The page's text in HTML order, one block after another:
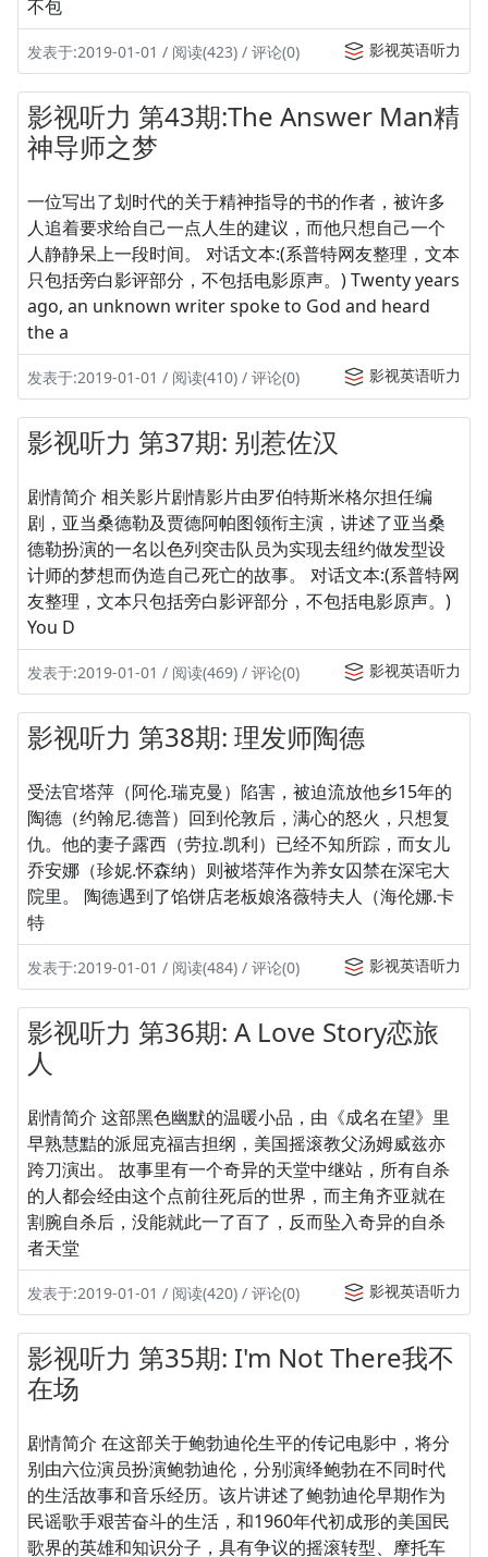
不包
发表于:2019-01-01 / 阅读(423) / 评论(0) 影视英语听力
影视听力 第43期:The Answer Man精
神导师之梦
一位写出了划时代的关于精神指导的书的作者，被许多
人追着要求给自己一点人生的建议，而他只想自己一个
人静静呆上一段时间。 对话文本:(系普特网友整理，文本
只包括旁白影评部分，不包括电影原声。) Twenty years
ago, an unknown writer spoke to God and heard
the a
发表于:2019-01-01 / 阅读(410) / 评论(0) 影视英语听力
影视听力 第37期: 别惹佐汉
剧情简介 相关影片剧情影片由罗伯特斯米格尔担任编
剧，亚当桑德勒及贾德阿帕图领衔主演，讲述了亚当桑
德勒扮演的一名以色列突击队员为实现去纽约做发型设
计师的梦想而伪造自己死亡的故事。 对话文本:(系普特网
友整理，文本只包括旁白影评部分，不包括电影原声。)
You D
发表于:2019-01-01 / 阅读(469) / 评论(0) 影视英语听力
影视听力 第38期: 理发师陶德
受法官塔萍（阿伦.瑞克曼）陷害，被迫流放他乡15年的
陶德（约翰尼.德普）回到伦敦后，满心的怒火，只想复
仇。他的妻子露西（劳拉.凯利）已经不知所踪，而女儿
乔安娜（珍妮.怀森纳）则被塔萍作为养女囚禁在深宅大
院里。 陶德遇到了馅饼店老板娘洛薇特夫人（海伦娜.卡
特
发表于:2019-01-01 / 阅读(484) / 评论(0) 影视英语听力
影视听力 第36期: A Love Story恋旅
人
剧情简介 这部黑色幽默的温暖小品，由《成名在望》里
早熟慧黠的派屈克福吉担纲，美国摇滚教父汤姆威兹亦
跨刀演出。 故事里有一个奇异的天堂中继站，所有自杀
的人都会经由这个点前往死后的世界，而主角齐亚就在
割腕自杀后，没能就此一了百了，反而坠入奇异的自杀
者天堂
发表于:2019-01-01 / 阅读(420) / 评论(0) 影视英语听力
影视听力 第35期: I'm Not There我不
在场
剧情简介 在这部关于鲍勃迪伦生平的传记电影中，将分
别由六位演员扮演鲍勃迪伦，分别演绎鲍勃在不同时代
的生活故事和音乐经历。该片讲述了鲍勃迪伦早期作为
民谣歌手艰苦奋斗的生活，和1960年代初成形的美国民
歌界的英雄和知识分子，具有争议的摇滚转型、摩托车